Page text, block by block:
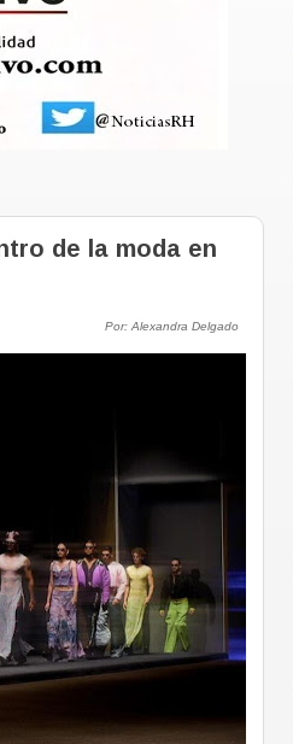
de la moda en
Por: Alexandra Delgado